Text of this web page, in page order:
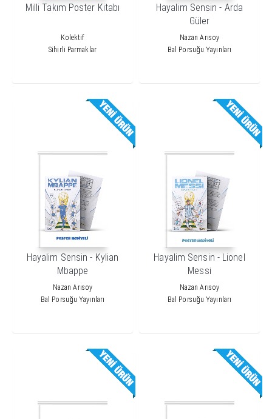
Milli Takım Poster Kitabı
Kolektif
Sihirli Parmaklar
Hayalim Sensin - Arda
Güler
Nazan Arısoy
Bal Porsuğu Yayınları
Hayalim Sensin - Kylian
Mbappe
Nazan Arısoy
Bal Porsuğu Yayınları
Hayalim Sensin - Lionel
Messi
Nazan Arısoy
Bal Porsuğu Yayınları